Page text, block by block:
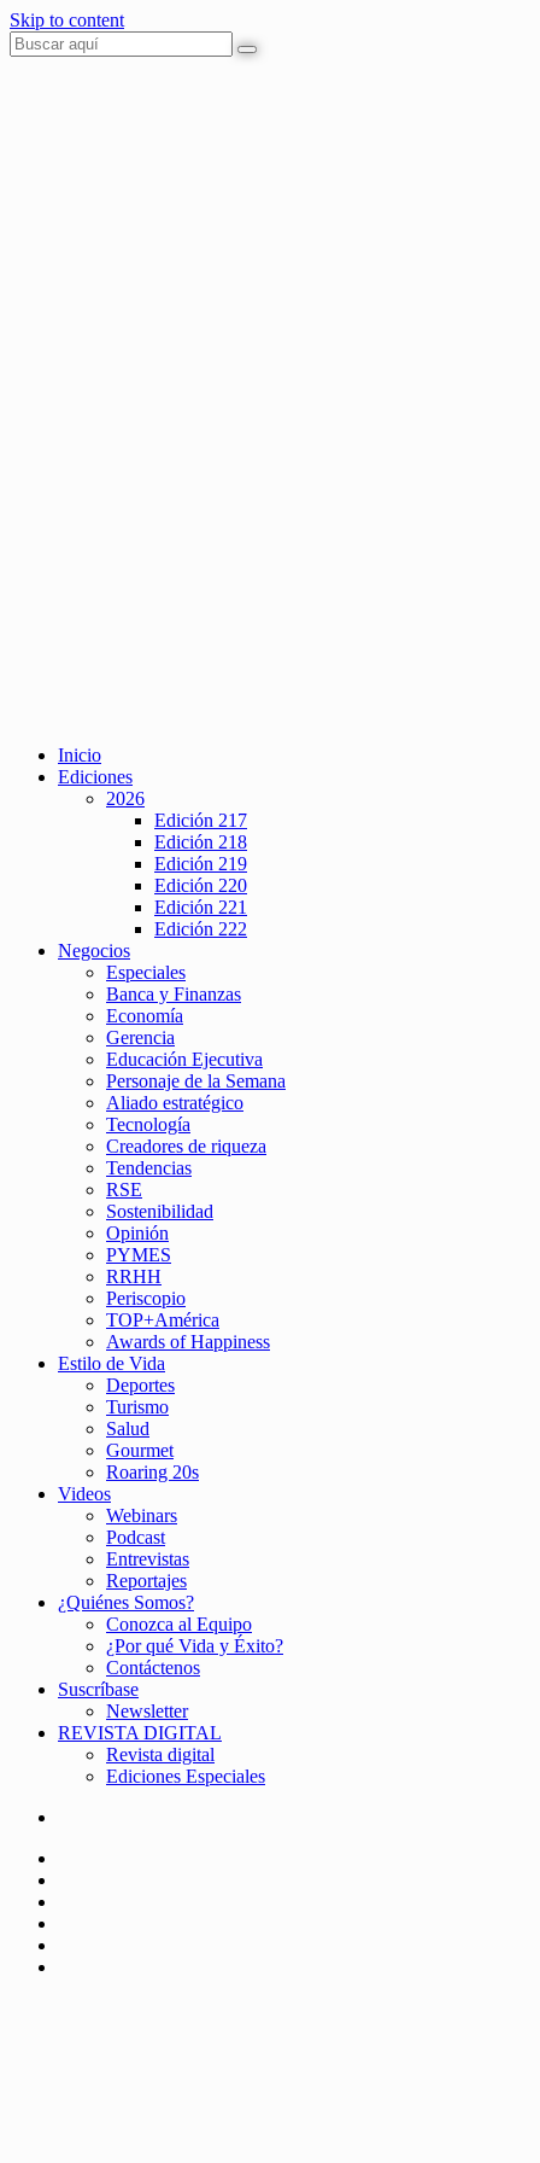
Skip to content
Inicio
Ediciones
2026
Edición 217
Edición 218
Edición 219
Edición 220
Edición 221
Edición 222
Negocios
Especiales
Banca y Finanzas
Economía
Gerencia
Educación Ejecutiva
Personaje de la Semana
Aliado estratégico
Tecnología
Creadores de riqueza
Tendencias
RSE
Sostenibilidad
Opinión
PYMES
RRHH
Periscopio
TOP+América
Awards of Happiness
Estilo de Vida
Deportes
Turismo
Salud
Gourmet
Roaring 20s
Videos
Webinars
Podcast
Entrevistas
Reportajes
¿Quiénes Somos?
Conozca al Equipo
¿Por qué Vida y Éxito?
Contáctenos
Suscríbase
Newsletter
REVISTA DIGITAL
Revista digital
Ediciones Especiales